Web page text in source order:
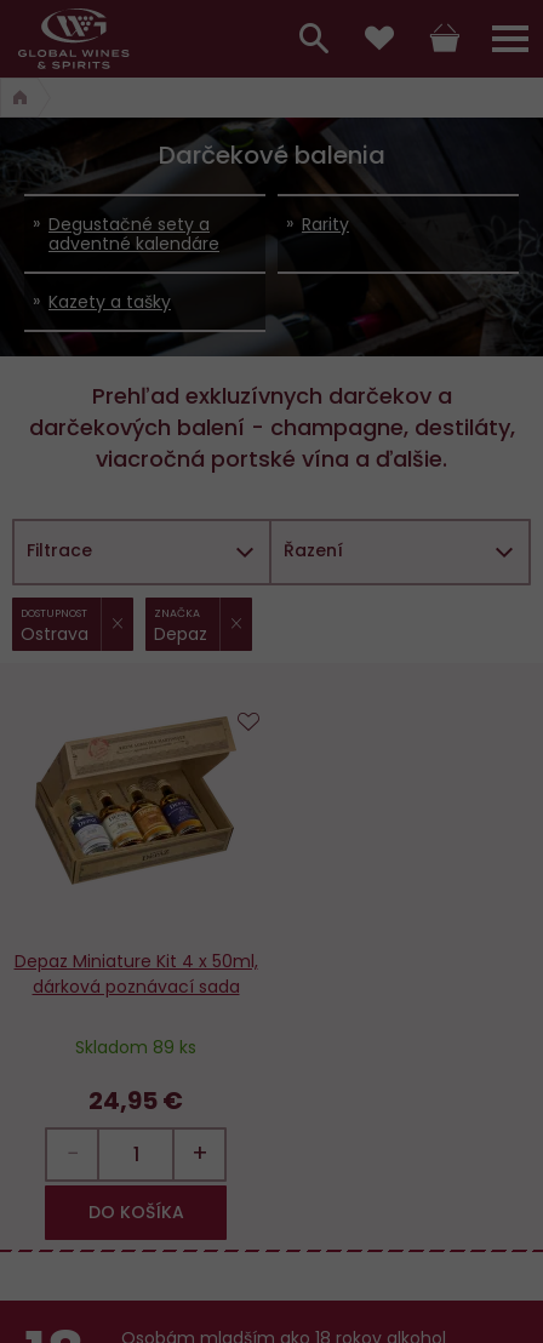
Hlavní
menu,
košík,
vyhledávání,
přihlášení
a
Darčekové balenia
Degustačné sety a
adventné kalendáre
Rarity
Kazety a tašky
Prehľad exkluzívnych darčekov a
darčekových balení - champagne, destiláty,
viacročná portské vína a ďalšie.
Filtrace
Vybrané
filtry:
DOSTUPNOST
Ostrava
ZNAČKA
Depaz
Řazení
Depaz Miniature Kit 4 x 50ml,
dárková poznávací sada
Skladom 89 ks
24,95 €
− +
DO KOŠÍKA